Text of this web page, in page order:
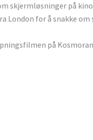
skjermløsninger på
London for å snakke
på